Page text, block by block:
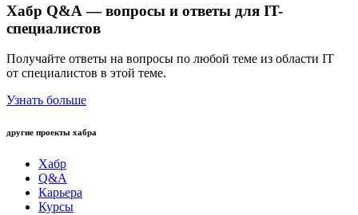
Хабр Q&A — вопросы и ответы для IT-
специалистов
Получайте ответы на вопросы по любой теме из области IT
от специалистов в этой теме.
Узнать больше
другие проекты хабра
Хабр
Q&A
Карьера
Курсы